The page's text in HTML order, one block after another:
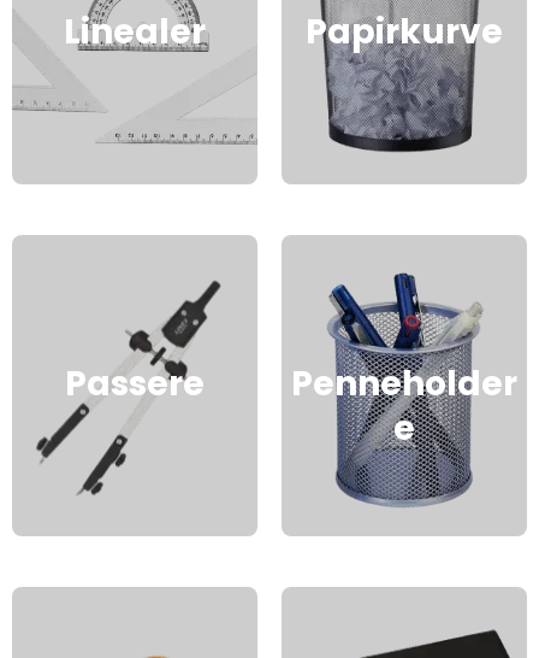
Linealer Papirkurve
Passere
Penneholder
e